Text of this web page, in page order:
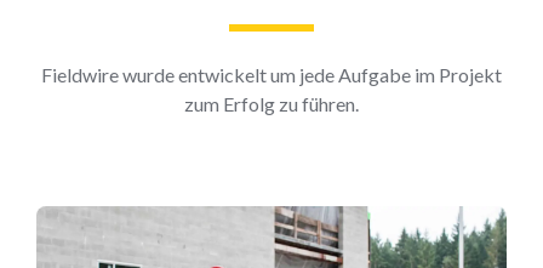
Fieldwire wurde entwickelt um jede Aufgabe im Projekt
zum Erfolg zu führen.